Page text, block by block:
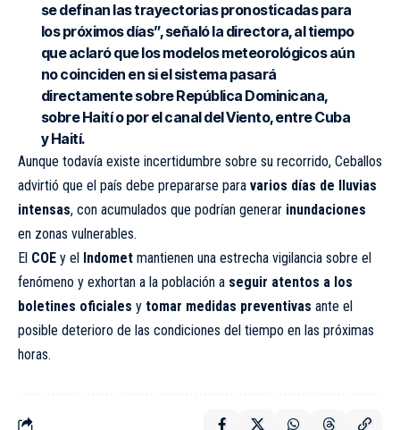
se definan las trayectorias pronosticadas para
los próximos días”, señaló la directora, al tiempo
que aclaró que los modelos meteorológicosaún
no coinciden en si el sistema pasará
directamente sobreRepública Dominicana,
sobreHaitío por elcanal del Viento, entre Cuba
y Haití.
Aunque todavía existe incertidumbre sobre su recorrido, Ceballos
advirtió que el país debe prepararse para varios días de lluvias
intensas, con acumulados que podrían generar inundaciones
en zonas vulnerables.
El COE y el Indomet mantienen una estrecha vigilancia sobre el
fenómeno y exhortan a la población a seguir atentos a los
boletines oficiales y tomar medidas preventivas ante el
posible deterioro de las condiciones del tiempo en las próximas
horas.